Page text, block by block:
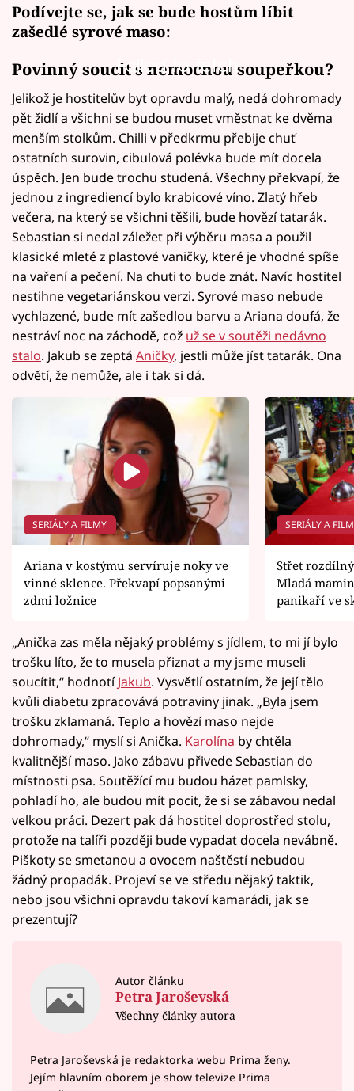
Podívejte se, jak se bude hostům líbit
zašedlé syrové maso:
Failed to fetch
Povinný soucit s nemocnou soupeřkou?
Jelikož je hostitelův byt opravdu malý, nedá dohromady
pět židlí a všichni se budou muset vměstnat ke dvěma
menším stolkům. Chilli v předkrmu přebije chuť
ostatních surovin, cibulová polévka bude mít docela
úspěch. Jen bude trochu studená. Všechny překvapí, že
jednou z ingrediencí bylo krabicové víno. Zlatý hřeb
večera, na který se všichni těšili, bude hovězí tatarák.
Sebastian si nedal záležet při výběru masa a použil
klasické mleté z plastové vaničky, které je vhodné spíše
na vaření a pečení. Na chuti to bude znát. Navíc hostitel
nestihne vegetariánskou verzi. Syrové maso nebude
vychlazené, bude mít zašedlou barvu a Ariana doufá, že
nestráví noc na záchodě, což už se v soutěži nedávno
stalo. Jakub se zeptá Aničky, jestli může jíst tatarák. Ona
odvětí, že nemůže, ale i tak si dá.
SERIÁLY A FILMY
Ariana v kostýmu servíruje noky ve
vinné sklence. Překvapí popsanými
zdmi ložnice
SERIÁLY A
Střet
Mladá
panikaří ve
„Anička zas měla nějaký problémy s jídlem, to mi jí bylo
trošku líto, že to musela přiznat a my jsme museli
soucítit,“ hodnotíJakub. Vysvětlí ostatním, že její tělo
kvůli diabetu zpracovává potraviny jinak. „Byla jsem
trošku zklamaná. Teplo a hovězí maso nejde
dohromady,“ myslí si Anička. Karolína by chtěla
kvalitnější maso. Jako zábavu přivede Sebastian do
místnosti psa. Soutěžící mu budou házet pamlsky,
pohladí ho, ale budou mít pocit, že si se zábavou nedal
velkou práci. Dezert pak dá hostitel doprostřed stolu,
protože na talíři později bude vypadat docela nevábně.
Piškoty se smetanou a ovocem naštěstí nebudou
žádný propadák. Projeví se ve středu nějaký taktik,
nebo jsou všichni opravdu takoví kamarádi, jak se
prezentují?
Autor článku
Petra Jaroševská
Všechny články autora
Petra Jaroševská je redaktorka webu Prima ženy.
Jejím hlavním oborem je show televize Prima